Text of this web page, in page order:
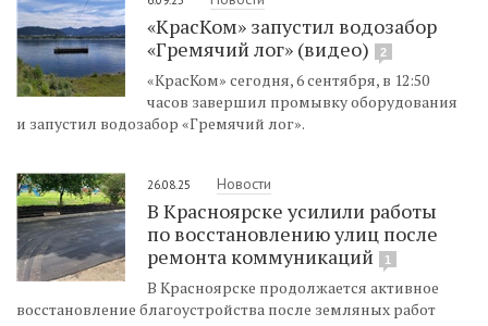
«КрасКом» запустил водозабор
«Гремячий лог» (видео)
2
«КрасКом» сегодня, 6 сентября, в 12:50
часов завершил промывку оборудования
и запустил водозабор «Гремячий лог».
26.08.25 Новости
В Красноярске усилили работы
по восстановлению улиц после
ремонта коммуникаций
1
В Красноярске продолжается активное
восстановление благоустройства после земляных работ